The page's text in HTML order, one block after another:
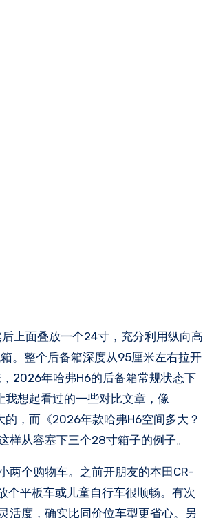
上面叠放一个24寸，充分利用纵向高
。整个后备箱深度从95厘米左右拉开
2026年哈弗H6的后备箱常规状态下
想起看过的一些对比文章，像
，而《2026年款哈弗H6空间多大？
从容塞下三个28寸箱子的例子。
两个购物车。之前开朋友的本田CR-
个平板车或儿童自行车很顺畅。有次
活度，确实比同价位车型更省心。另